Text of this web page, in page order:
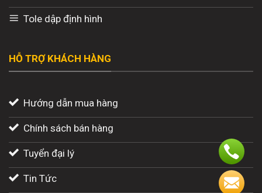
Tole dập định hình
HỖ TRỢ KHÁCH HÀNG
Hướng dẫn mua hàng
Chính sách bán hàng
Tuyển đại lý
Tin Tức